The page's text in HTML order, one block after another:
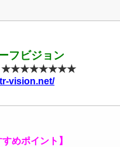
フビジョン
】★★★★★★★★
vision.net/
すめポイント】